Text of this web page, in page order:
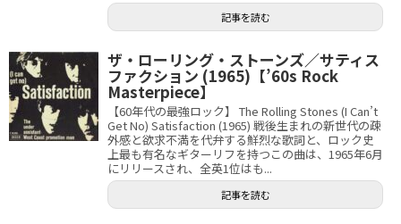
記事を読む
ザ・ローリング・ストーンズ／サティス
ファクション (1965)【’60s Rock
Masterpiece】
【60年代の最強ロック】 The Rolling Stones (I Can’t
Get No) Satisfaction (1965) 戦後生まれの新世代の疎
外感と欲求不満を代弁する鮮烈な歌詞と、ロック史
上最も有名なギターリフを持つこの曲は、1965年6月
にリリースされ、全英1位はも...
記事を読む